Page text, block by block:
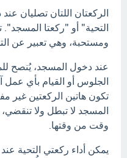
الركعتان اللتان تصليان
التحية" أو "ركعتا المسجد".
ومستحبة، وهي تعبير عن
عند دخول المسجد، يُنصح
الجلوس أو القيام بأي
تكون هاتين الركعتين غير
المسجد لا تبطل ولا
وقت من وقتها.
يمكن أداء ركعتي التحية